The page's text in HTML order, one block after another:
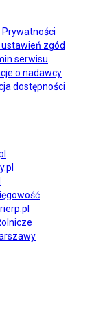
Prywatności
zgód
serwisu
o nadawcy
dostępności